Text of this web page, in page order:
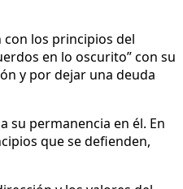
los principios del
en lo oscurito” con su
y por dejar una deuda
su permanencia en él. En
que se defienden,